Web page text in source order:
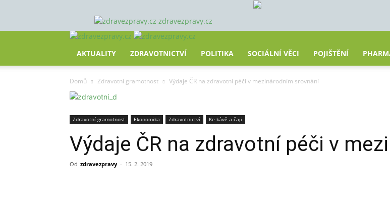
zdravezpravy.cz
AKTUALITY ZDRAVOTNICTVÍ POLITIKA SOCIÁLNÍ VĚCI POJIŠTĚNÍ
Domů Zdravotní gramotnost Výdaje ČR na zdravotní péči v mezinárodním srovnání
Zdravotní gramotnost Ekonomika Zdravotnictví Ke kávě a čaji
Výdaje ČR na zdravotní péči v
Od zdravezpravy - 15. 2. 2019